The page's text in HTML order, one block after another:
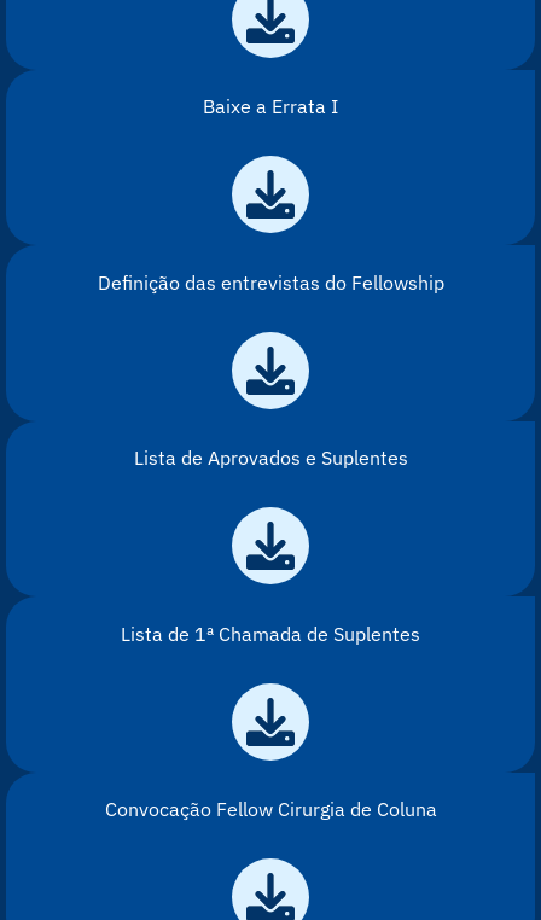
Baixe a Errata I
Definição das entrevistas do Fellowship
Lista de Aprovados e Suplentes
Lista de 1ª Chamada de Suplentes
Convocação Fellow Cirurgia de Coluna